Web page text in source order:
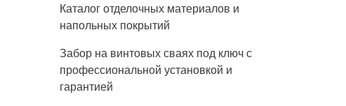
Каталог отделочных материалов и
напольных покрытий
Забор на винтовых сваях под ключ с
профессиональной установкой и
гарантией